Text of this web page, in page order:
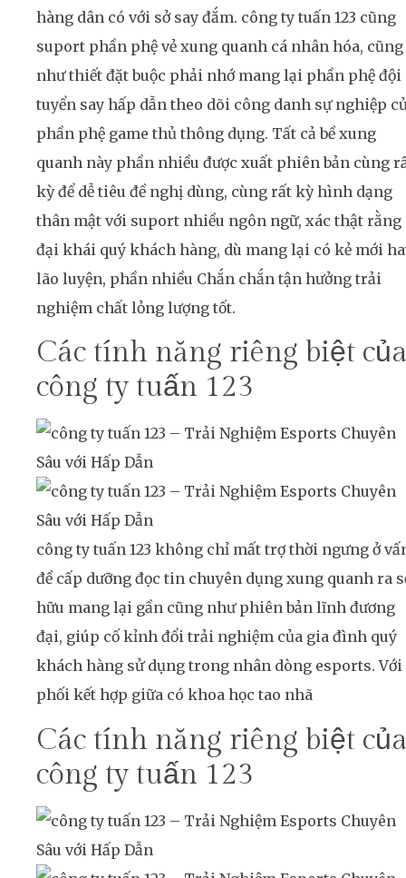
hàng dân có với sở say đắm. công ty tuấn 123 cũng
suport phần phệ vẻ xung quanh cá nhân hóa, cũng
như thiết đặt buộc phải nhớ mang lại phần phệ đội
tuyển say hấp dẫn theo dõi công danh sự nghiệp
phần phệ game thủ thông dụng. Tất cả bề xung
quanh này phần nhiều được xuất phiên bản cùng
kỳ để dễ tiêu đề nghị dùng, cùng rất kỳ hình dạng
thân mật với suport nhiều ngôn ngữ, xác thật rằng
đại khái quý khách hàng, dù mang lại có kẻ mới
lão luyện, phần nhiều Chắn chắn tận hưởng trải
nghiệm chất lỏng lượng tốt.
Các tính năng riêng biệt
công ty tuấn 123
công ty tuấn 123 không chỉ mất trợ thời ngưng ở
đề cấp dưỡng đọc tin chuyên dụng xung quanh ra
hữu mang lại gần cũng như phiên bản lĩnh đương
đại, giúp cố kỉnh đổi trải nghiệm của gia đình quý
khách hàng sử dụng trong nhân dòng esports. Với
phối kết hợp giữa có khoa học tao nhã
Các tính năng riêng biệt
công ty tuấn 123